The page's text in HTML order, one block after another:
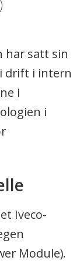
har satt sin
drift i intern
i
i
Iveco-
Module).